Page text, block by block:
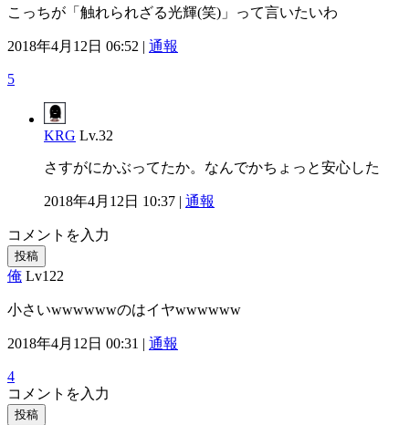
こっちが「触れられざる光輝(笑)」って言いたいわ
2018年4月12日 06:52 | 通報
5
KRG Lv.32
さすがにかぶってたか。なんでかちょっと安心した
2018年4月12日 10:37 | 通報
コメントを入力
投稿
俺 Lv122
小さいwwwwwwのはイヤwwwwww
2018年4月12日 00:31 | 通報
4
コメントを入力
投稿